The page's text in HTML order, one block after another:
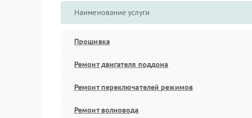
Наименование услуги
Прошивка
Ремонт двигателя поддона
Ремонт переключателей режимов
Ремонт волновода